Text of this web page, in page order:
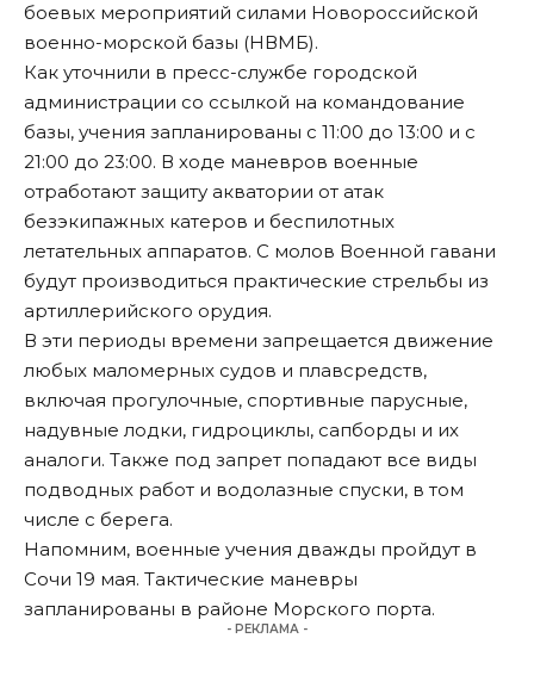
боевых мероприятий силами Новороссийской
военно-морской базы (НВМБ).
Как уточнили в пресс-службе городской
администрации со ссылкой на командование
базы, учения запланированы с 11:00 до 13:00 и с
21:00 до 23:00. В ходе маневров военные
отработают защиту акватории от атак
безэкипажных катеров и беспилотных
летательных аппаратов. С молов Военной гавани
будут производиться практические стрельбы из
артиллерийского орудия.
В эти периоды времени запрещается движение
любых маломерных судов и плавсредств,
включая прогулочные, спортивные парусные,
надувные лодки, гидроциклы, сапборды и их
аналоги. Также под запрет попадают все виды
подводных работ и водолазные спуски, в том
числе с берега.
Напомним, военные учения дважды пройдут в
Сочи 19 мая. Тактические маневры
запланированы в районе Морского порта.
- РЕКЛАМА -